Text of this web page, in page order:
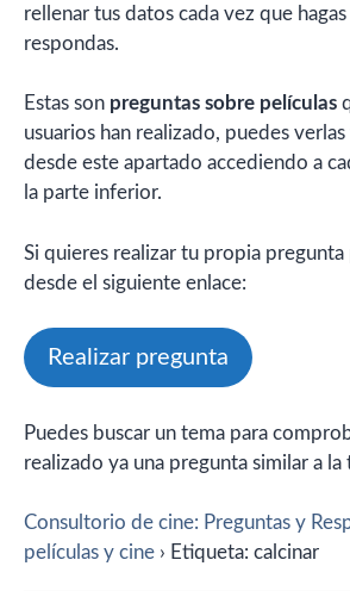
rellenar tus datos cada vez que
respondas.
Estas son preguntas sobre películas
usuarios han realizado, puedes
desde este apartado accediendo a
la parte inferior.
Si quieres realizar tu propia pregunta
desde el siguiente enlace:
Realizar pregunta
Puedes buscar un tema para
realizado ya una pregunta similar a la
Consultorio de cine: Preguntas y
películas y cine › Etiqueta: calcinar